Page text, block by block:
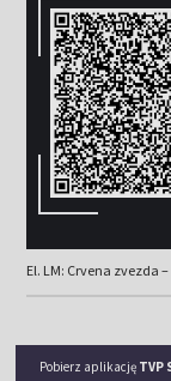
El. LM: Crvena zvezda
Pobierz aplikację TVP